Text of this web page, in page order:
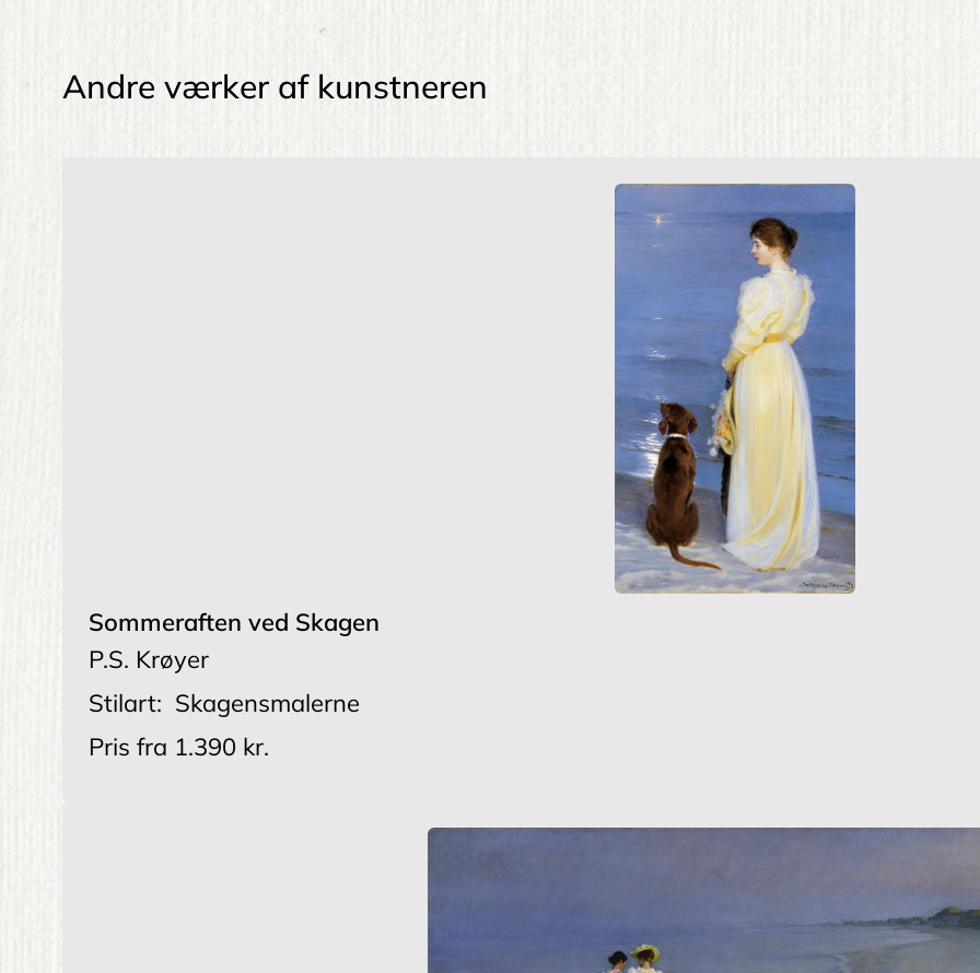
Andre værker af kunstneren
Sommeraften ved Skagen
P.S. Krøyer
Stilart: Skagensmalerne
Pris fra 1.390 kr.